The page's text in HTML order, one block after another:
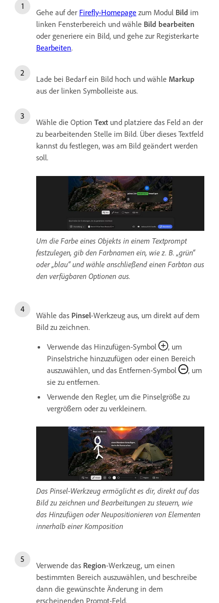
Gehe auf der Firefly-Homepage zum Modul Bild im
linken Fensterbereich und wähle Bild bearbeiten
oder generiere ein Bild, und gehe zur Registerkarte
Bearbeiten.
Lade bei Bedarf ein Bild hoch und wähle Markup
aus der linken Symbolleiste aus.
Wähle die Option Text und platziere das Feld an der
zu bearbeitenden Stelle im Bild. Über dieses Textfeld
kannst du festlegen, was am Bild geändert werden
soll.
Um die Farbe eines Objekts in einem Textprompt
festzulegen, gib den Farbnamen ein, wie z. B. „grün“
oder „blau“ und wähle anschließend einen Farbton aus
den verfügbaren Optionen aus.
Wähle das Pinsel-Werkzeug aus, um direkt auf dem
Bild zu zeichnen.
Verwende das Hinzufügen-Symbol
, um
Pinselstriche hinzuzufügen oder einen Bereich
auszuwählen, und das Entfernen-Symbol
, um
sie zu entfernen.
Verwende den Regler, um die Pinselgröße zu
vergrößern oder zu verkleinern.
Das Pinsel-Werkzeug ermöglicht es dir, direkt auf das
Bild zu zeichnen und Bearbeitungen zu steuern, wie
das Hinzufügen oder Neupositionieren von Elementen
innerhalb einer Komposition
Verwende das Region-Werkzeug, um einen
bestimmten Bereich auszuwählen, und beschreibe
dann die gewünschte Änderung in dem
erscheinenden Prompt-Feld.